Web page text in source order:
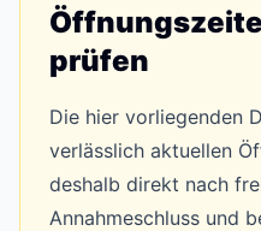
prüfen
Die hier vorliegenden
verlässlich aktuellen
deshalb direkt nach
Annahmeschluss und